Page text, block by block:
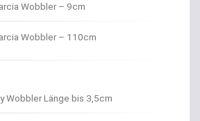
Wobbler – 9cm
Wobbler – 110cm
Wobbler Länge bis 3,5cm